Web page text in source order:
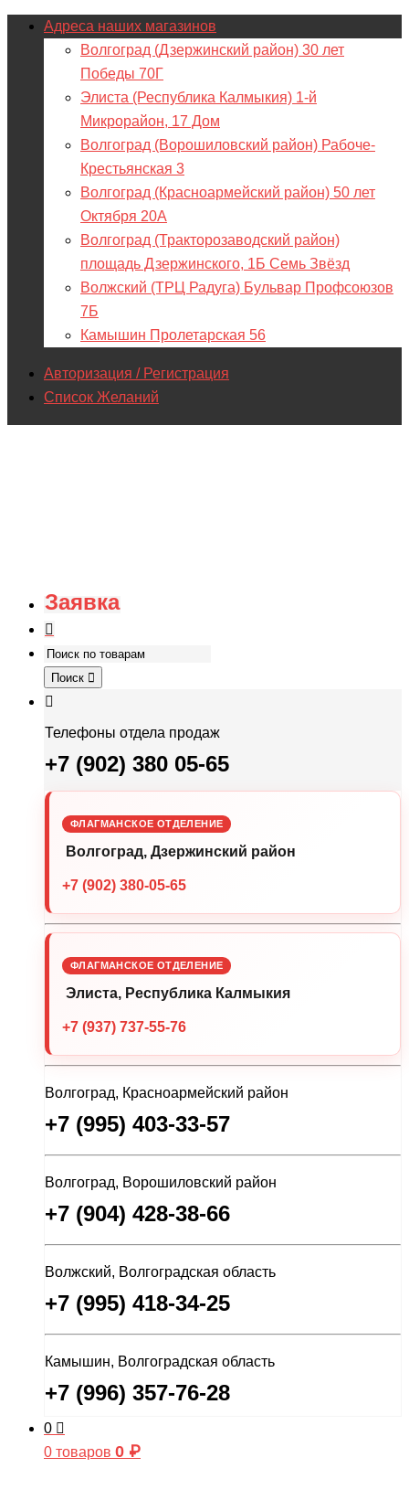
Адреса наших магазинов
Волгоград (Дзержинский район) 30 лет
Победы 70Г
Элиста (Республика Калмыкия) 1-й
Микрорайон, 17 Дом
Волгоград (Ворошиловский район) Рабоче-
Крестьянская 3
Волгоград (Красноармейский район) 50 лет
Октября 20А
Волгоград (Тракторозаводский район)
площадь Дзержинского, 1Б Семь Звёзд
Волжский (ТРЦ Радуга) Бульвар Профсоюзов
7Б
Камышин Пролетарская 56
Авторизация / Регистрация
Список Желаний
Заявка
Поиск
Телефоны отдела продаж
+7 (902) 380 05-65
ФЛАГМАНСКОЕ ОТДЕЛЕНИЕ
Волгоград, Дзержинский район
+7 (902) 380-05-65
ФЛАГМАНСКОЕ ОТДЕЛЕНИЕ
Элиста, Республика Калмыкия
+7 (937) 737-55-76
Волгоград, Красноармейский район
+7 (995) 403-33-57
Волгоград, Ворошиловский район
+7 (904) 428-38-66
Волжский, Волгоградская область
+7 (995) 418-34-25
Камышин, Волгоградская область
+7 (996) 357-76-28
0
0 товаров 0 ₽